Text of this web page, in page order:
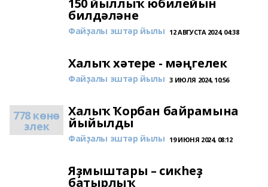
150 йыллыҡ юбилейын
билдәләне
Файҙалы эштәр йылы 12 АВГУСТА 2024, 04:38
Халыҡ хәтере - мәңгелек
Файҙалы эштәр йылы 3 ИЮЛЯ 2024, 10:56
778 көнө
элек
Халыҡ Ҡорбан байрамына
йыйылды
Файҙалы эштәр йылы 19 ИЮНЯ 2024, 08:12
Яҙмыштары – сикһеҙ
батырлыҡ